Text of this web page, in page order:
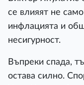
се влияят не
инфлацията и
несигурност.
Въпреки спада,
остава силно.